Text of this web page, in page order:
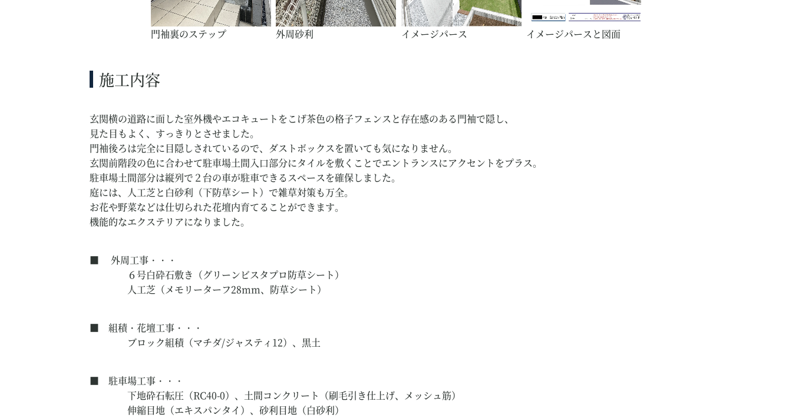
門袖裏のステップ 外周砂利 イメージパース イメージパースと図面
施工内容
玄関横の道路に面した室外機やエコキュートをこげ茶色の格子フェンスと存在感のある門袖で隠し、
見た目もよく、すっきりとさせました。
門袖後ろは完全に目隠しされているので、ダストボックスを置いても気になりません。
玄関前階段の色に合わせて駐車場土間入口部分にタイルを敷くことでエントランスにアクセントをプラス。
駐車場土間部分は縦列で２台の車が駐車できるスペースを確保しました。
庭には、人工芝と白砂利（下防草シート）で雑草対策も万全。
お花や野菜などは仕切られた花壇内育てることができます。
機能的なエクステリアになりました。
■ 外周工事・・・
６号白砕石敷き（グリーンビスタプロ防草シート）
人工芝（メモリーターフ28mm、防草シート）
■ 組積・花壇工事・・・
ブロック組積（マチダ/ジャスティ12）、黒土
■ 駐車場工事・・・
下地砕石転圧（RC40-0）、土間コンクリート（刷毛引き仕上げ、メッシュ筋）
伸縮目地（エキスパンタイ）、砂利目地（白砂利）